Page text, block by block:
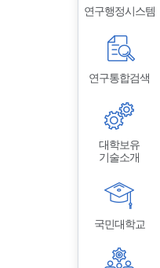
연구행정시스템
연구통합검색
대학보유
기술소개
국민대학교